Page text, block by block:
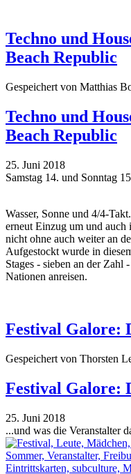
Techno und
Beach Republic
Gespeichert von Matthias
Techno und
Beach Republic
25. Juni 2018
Samstag 14. und Sonntag
Wasser, Sonne und 4/4-
erneut Einzug um und auch
nicht ohne auch weiter an
Aufgestockt wurde in
Stages - sieben an der Zahl
Nationen anreisen.
Festival Galore:
Gespeichert von Thorsten
Festival Galore:
25. Juni 2018
...und was die Veranstalter